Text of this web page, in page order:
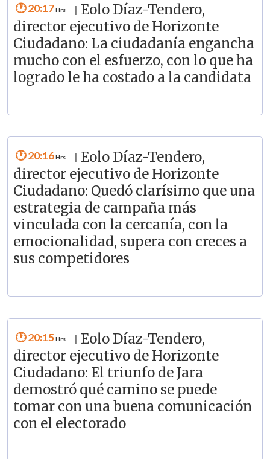
20:17
Eolo Díaz-Tendero,
director ejecutivo de Horizonte
Ciudadano: La ciudadanía engancha
mucho con el esfuerzo, con lo que ha
logrado le ha costado a la candidata
20:16
Eolo Díaz-Tendero,
director ejecutivo de Horizonte
Ciudadano: Quedó clarísimo que una
estrategia de campaña más
vinculada con la cercanía, con la
emocionalidad, supera con creces a
sus competidores
20:15
Eolo Díaz-Tendero,
director ejecutivo de Horizonte
Ciudadano: El triunfo de Jara
demostró qué camino se puede
tomar con una buena comunicación
con el electorado